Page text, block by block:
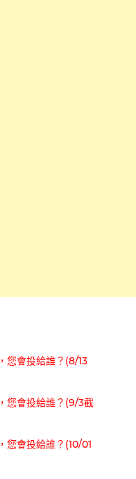
您會投給誰？(8/13
您會投給誰？(9/3截
您會投給誰？(10/01